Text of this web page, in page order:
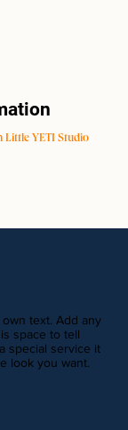
Little YETI Studio
text. Add any
space to tell
special service it
look you want.